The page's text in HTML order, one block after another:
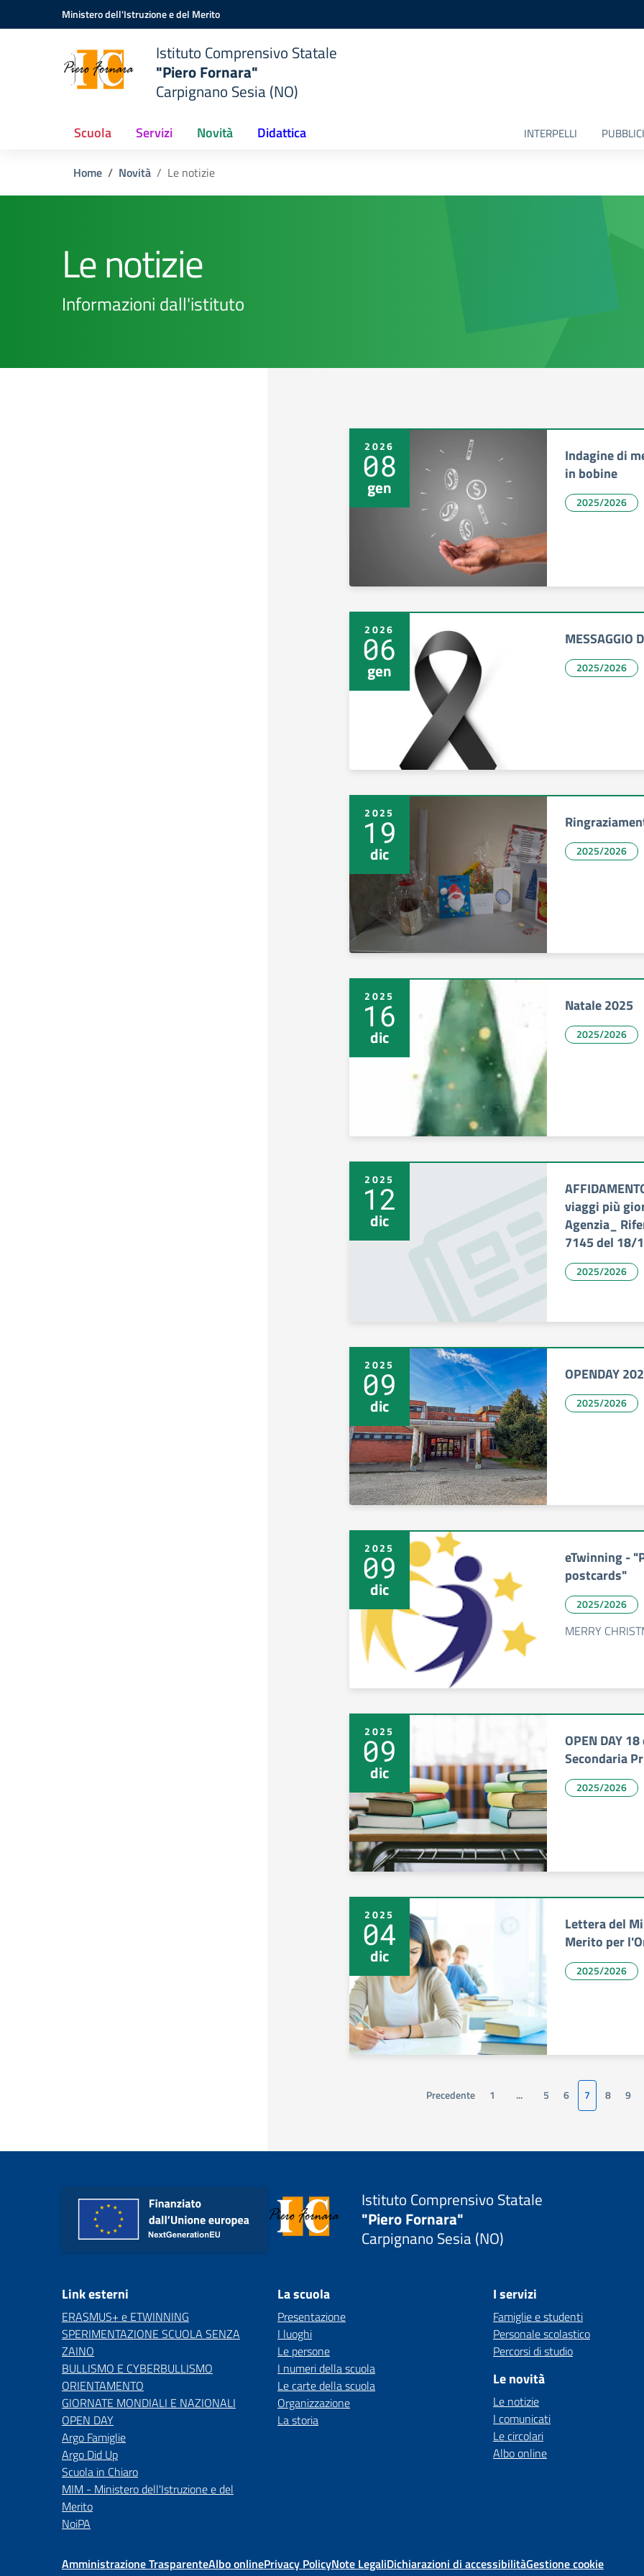
Vai ai contenuti
Vai al menu di navigazioneMinistero dell'Istruzione e del Merito
Istituto Comprensivo Statale
"Piero Fornara"
Carpignano Sesia (NO)
Scuola Servizi Novità Didattica INTERPELLI
Home Novità Le notizie
Le notizie
Informazioni dall'istituto
2026
08
gen
Indagine di
in bobine
2025/2026
2026
06
gen
MESSAGGIO
2025/2026
2025
19
dic 2025/2026
2025
16
dic
Natale 2025
2025/2026
2025
12
dic
viaggi più
Agenzia_
7145 del 18/
2025/2026
2025
09
dic
OPENDAY
2025/2026
2025
09
dic
eTwinning -
postcards"
2025/2026
MERRY
2025
09
dic
OPEN DAY
Secondaria
2025/2026
2025
04
dic
Lettera del
Merito per
2025/2026
Precedente 1 ... 5 6 7 8 9
Istituto Comprensivo Statale
"Piero Fornara"
Carpignano Sesia (NO)
Link esterni
ERASMUS+ e ETWINNING
SPERIMENTAZIONE SCUOLA SENZA
ZAINO
BULLISMO E CYBERBULLISMO
ORIENTAMENTO
GIORNATE MONDIALI E NAZIONALI
OPEN DAY
Argo Famiglie
Argo Did Up
Scuola in Chiaro
MIM - Ministero dell'Istruzione e del
Merito
NoiPA
La scuola
Presentazione
I luoghi
Le persone
I numeri della scuola
Le carte della scuola
Organizzazione
La storia
I servizi
Famiglie e studenti
Personale scolastico
Percorsi di studio
Le novità
Le notizie
I comunicati
Le circolari
Albo online
Amministrazione TrasparenteAlbo onlinePrivacy PolicyNote LegaliDichiarazioni di accessibilitàGestione cookie